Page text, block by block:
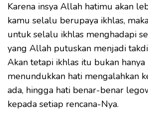
Karena insya Allah hatimu akan
kamu selalu berupaya ikhlas,
untuk selalu ikhlas menghadapi
yang Allah putuskan menjadi
Akan tetapi ikhlas itu bukan
menundukkan hati mengalahkan
ada, hingga hati benar-benar
kepada setiap rencana-Nya.